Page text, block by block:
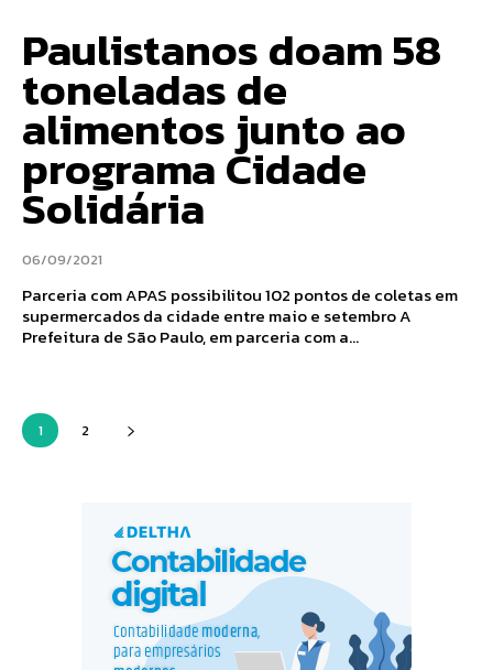
Paulistanos doam 58
toneladas de
alimentos junto ao
programa Cidade
Solidária
06/09/2021
Parceria com APAS possibilitou 102 pontos de coletas em
supermercados da cidade entre maio e setembro A
Prefeitura de São Paulo, em parceria com a...
1 2